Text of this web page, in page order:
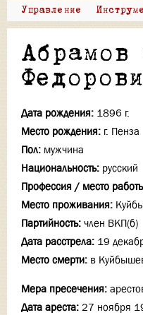
Управление
Абрамов
Дата рождения: 1896 г.
Место рождения: г. Пенза
Пол: мужчина
Национальность: русский
Профессия / место
Место проживания:
Партийность: член ВКП(б)
Дата расстрела: 19
Место смерти: в
Мера пресечения:
Дата ареста: 27 ноября